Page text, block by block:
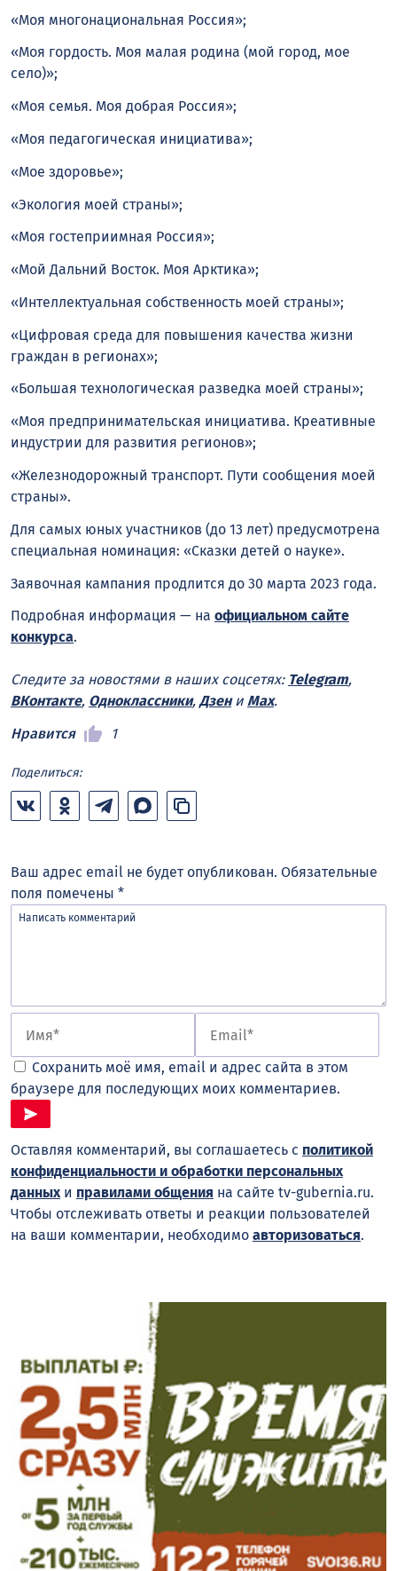
«Моя многонациональная Россия»;
«Моя гордость. Моя малая родина (мой город, мое
село)»;
«Моя семья. Моя добрая Россия»;
«Моя педагогическая инициатива»;
«Мое здоровье»;
«Экология моей страны»;
«Моя гостеприимная Россия»;
«Мой Дальний Восток. Моя Арктика»;
«Интеллектуальная собственность моей страны»;
«Цифровая среда для повышения качества жизни
граждан в регионах»;
«Большая технологическая разведка моей страны»;
«Моя предпринимательская инициатива. Креативные
индустрии для развития регионов»;
«Железнодорожный транспорт. Пути сообщения моей
страны».
Для самых юных участников (до 13 лет) предусмотрена
специальная номинация: «Сказки детей о науке».
Заявочная кампания продлится до 30 марта 2023 года.
Подробная информация — на официальном сайте
конкурса.
Следите за новостями в наших соцсетях: Telegram,
ВКонтакте, Одноклассники, Дзени Max.
Нравится
1
Поделиться:
Ваш адрес email не будет опубликован. Обязательные
поля помечены *
Сохранить моё имя, email и адрес сайта в этом
браузере для последующих моих комментариев.
Оставляя комментарий, вы соглашаетесь с политикой
конфиденциальности и обработки персональных
данныхи правилами общения на сайте tv-gubernia.ru.
Чтобы отслеживать ответы и реакции пользователей
на ваши комментарии, необходимо авторизоваться.